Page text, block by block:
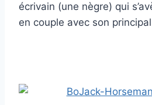
écrivain (une nègre) qui
en couple avec son